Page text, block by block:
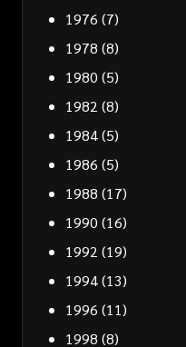
1976 (7)
1978 (8)
1980 (5)
1982 (8)
1984(5)
1986 (5)
1988 (17)
1990 (16)
1992 (19)
1994(13)
1996 (11)
1998 (8)